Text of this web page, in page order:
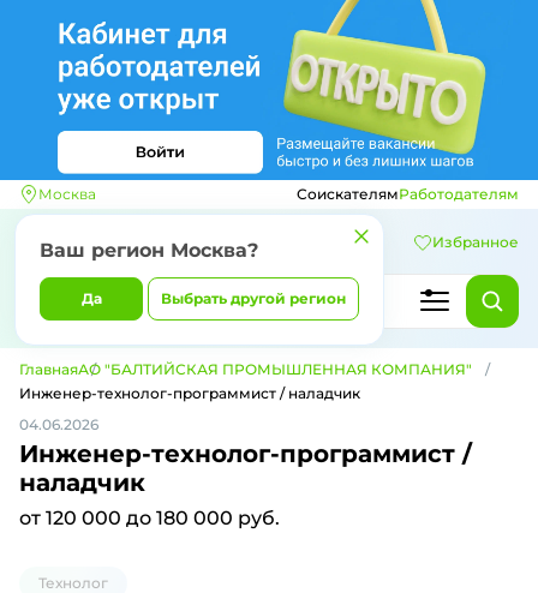
Москва
Ваш регион Москва?
Да Выбрать другой регион
СоискателямРаботодателям
Избранное
ГлавнаяАО "БАЛТИЙСКАЯ ПРОМЫШЛЕННАЯ КОМПАНИЯ"
Инженер-технолог-программист / наладчик
04.06.2026
Инженер-технолог-программист /
наладчик
от 120 000 до 180 000 руб.
Технолог